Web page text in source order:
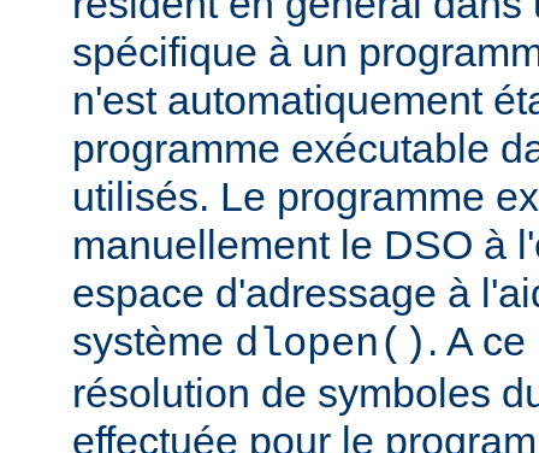
spécifique à un
n'est automatiquement
programme exécutable
utilisés. Le programme
manuellement le DSO à
espace d'adressage à
système dlopen() . A
résolution de symboles
effectuée pour le